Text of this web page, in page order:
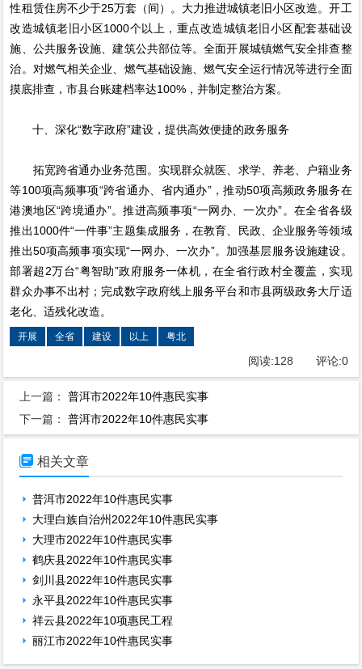
性租赁住房不少于25万套（间）。大力推进城镇老旧小区改造。开工
改造城镇老旧小区1000个以上，重点改造城镇老旧小区配套基础设
施、公共服务设施、建筑公共部位等。全面开展城镇燃气安全排查整
治。对燃气相关企业、燃气基础设施、燃气安全运行情况等进行全面
摸底排查，市县台账建档率达100%，并制定整治方案。
十、深化“数字政府”建设，提供高效便捷的政务服务
拓宽跨省通办业务范围。实现群众就医、求学、养老、户籍业务
等100项高频事项“跨省通办、省内通办”，推动50项高频政务服务在
港澳地区“跨境通办”。推进高频事项“一网办、一次办”。在全省各级
推出1000件“一件事”主题集成服务，在教育、民政、企业服务等领域
推出50项高频事项实现“一网办、一次办”。加强基层服务设施建设。
部署超2万台“粤智助”政府服务一体机，在全省行政村全覆盖，实现
群众办事不出村；完成数字政府线上服务平台和市县两级政务大厅适
老化、适残化改造。
开展 全省 建设 以上 粤北
阅读:128 评论:0
上一篇：普洱市2022年10件惠民实事
下一篇：普洱市2022年10件惠民实事
 相关文章
普洱市2022年10件惠民实事
大理白族自治州2022年10件惠民实事
大理市2022年10件惠民实事
鹤庆县2022年10件惠民实事
剑川县2022年10件惠民实事
永平县2022年10件惠民实事
祥云县2022年10项惠民工程
丽江市2022年10件惠民实事